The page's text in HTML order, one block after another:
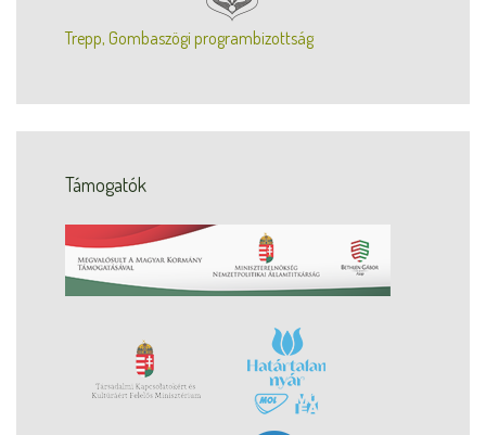
Trepp, Gombaszögi programbizottság
Támogatók